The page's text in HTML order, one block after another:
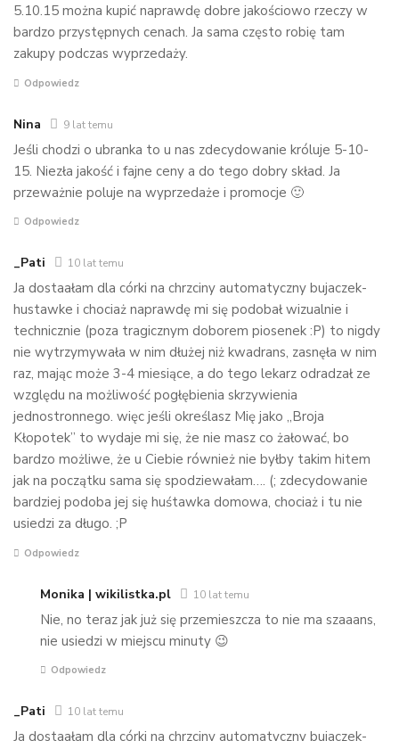
5.10.15 można kupić naprawdę dobre jakościowo rzeczy w
bardzo przystępnych cenach. Ja sama często robię tam
zakupy podczas wyprzedaży.
Odpowiedz
Nina 9 lat temu
Jeśli chodzi o ubranka to u nas zdecydowanie króluje 5-10-
15. Niezła jakość i fajne ceny a do tego dobry skład. Ja
przeważnie poluje na wyprzedaże i promocje 🙂
Odpowiedz
_Pati 10 lat temu
Ja dostaałam dla córki na chrzciny automatyczny bujaczek-
hustawke i chociaż naprawdę mi się podobał wizualnie i
technicznie (poza tragicznym doborem piosenek :P) to nigdy
nie wytrzymywała w nim dłużej niż kwadrans, zasnęła w nim
raz, mając może 3-4 miesiące, a do tego lekarz odradzał ze
względu na możliwość pogłębienia skrzywienia
jednostronnego. więc jeśli określasz Mię jako „Broja
Kłopotek” to wydaje mi się, że nie masz co żałować, bo
bardzo możliwe, że u Ciebie również nie byłby takim hitem
jak na początku sama się spodziewałam…. (; zdecydowanie
bardziej podoba jej się huśtawka domowa, chociaż i tu nie
usiedzi za długo. ;P
Odpowiedz
Monika | wikilistka.pl 10 lat temu
Nie, no teraz jak już się przemieszcza to nie ma szaaans,
nie usiedzi w miejscu minuty 😉
Odpowiedz
_Pati 10 lat temu
Ja dostaałam dla córki na chrzciny automatyczny bujaczek-